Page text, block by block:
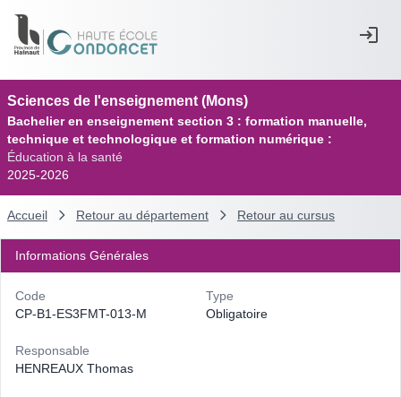
Sciences de l'enseignement (Mons)
Bachelier en enseignement section 3 : formation manuelle,
technique et technologique et formation numérique :
Éducation à la santé
2025-2026
Accueil Retour au département Retour au cursus
Informations Générales
Code
CP-B1-ES3FMT-013-M
Type
Obligatoire
Responsable
HENREAUX Thomas